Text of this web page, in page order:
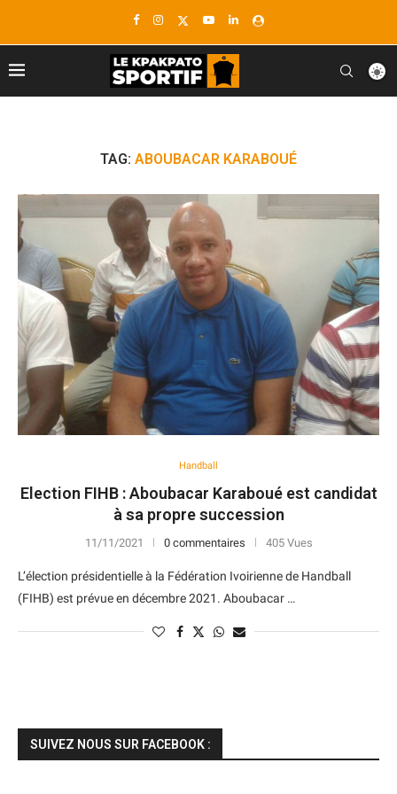
TAG: ABOUBACAR KARABOUÉ
Handball
Election FIHB : Aboubacar Karaboué est candidat
à sa propre succession
11/11/2021 0 commentaires 405 Vues
L’élection présidentielle à la Fédération Ivoirienne de Handball
(FIHB) est prévue en décembre 2021. Aboubacar …
SUIVEZ NOUS SUR FACEBOOK :